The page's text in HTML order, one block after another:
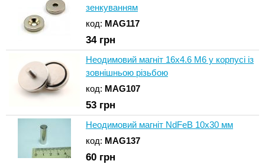
зенкуванням
код: MAG117
34грн
Неодимовий магніт 16х4.6 М6 у корпусі із
зовнішньою різьбою
код: MAG107
53 грн
Неодимовий магніт NdFeB 10х30 мм
код: MAG137
60 грн